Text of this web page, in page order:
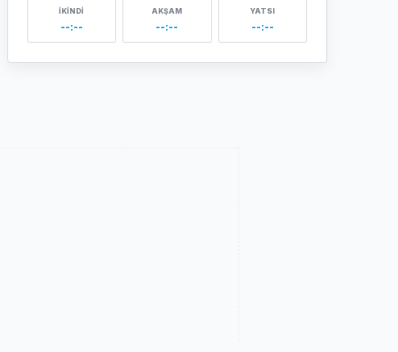
İKINDI
--:--
AKŞAM
--:--
YATSI
--:--